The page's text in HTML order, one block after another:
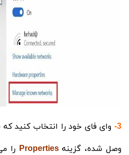
3-
وای فای خود را انتخاب کنید
وصل شده، گزینهProperties را